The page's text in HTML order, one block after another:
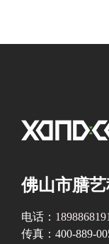
佛山市膳
电话：
传真：400-889-